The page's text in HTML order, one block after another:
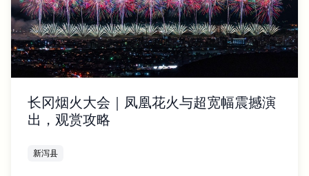
长冈烟火大会｜凤凰花火与超宽幅震撼演
出，观赏攻略
新泻县